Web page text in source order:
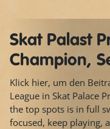
Skat Palast
Champion,
Klick hier, um den
League in Skat Palace
the top spots is in full
focused, keep playing,